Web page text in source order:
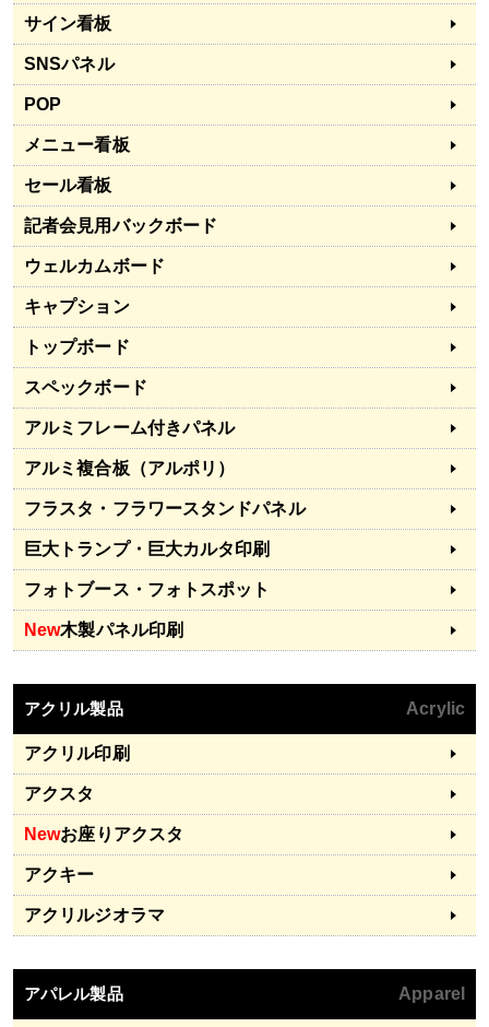
サイン看板
SNSパネル
POP
メニュー看板
セール看板
記者会見用バックボード
ウェルカムボード
キャプション
トップボード
スペックボード
アルミフレーム付きパネル
アルミ複合板（アルポリ）
フラスタ・フラワースタンドパネル
巨大トランプ・巨大カルタ印刷
フォトブース・フォトスポット
New木製パネル印刷
アクリル製品 Acrylic
アクリル印刷
アクスタ
Newお座りアクスタ
アクキー
アクリルジオラマ
アパレル製品 Apparel